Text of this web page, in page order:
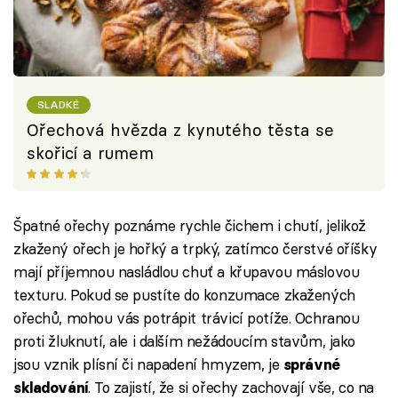
SLADKÉ
Ořechová hvězda z kynutého těsta se
skořicí a rumem
Špatné ořechy poznáme rychle čichem i chutí, jelikož
zkažený ořech je hořký a trpký, zatímco čerstvé oříšky
mají příjemnou nasládlou chuť a křupavou máslovou
texturu. Pokud se pustíte do konzumace zkažených
ořechů, mohou vás potrápit trávicí potíže. Ochranou
proti žluknutí, ale i dalším nežádoucím stavům, jako
jsou vznik plísní či napadení hmyzem, je správné
skladování. To zajistí, že si ořechy zachovají vše, co na